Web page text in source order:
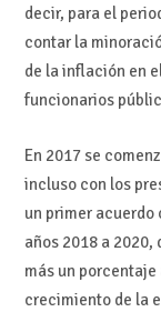
decir, para el
contar la
de la inflación en
funcionarios
En 2017 se
incluso con los
un primer
años 2018 a
más un
crecimiento de la